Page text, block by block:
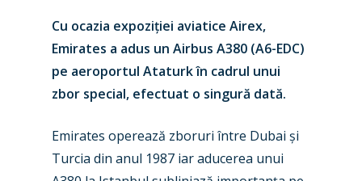
Cu ocazia expoziției aviatice Airex,
Emirates a adus un Airbus A380 (A6-EDC)
pe aeroportul Ataturk în cadrul unui
zbor special, efectuat o singură dată.
Emirates operează zboruri între Dubai și
Turcia din anul 1987 iar aducerea unui